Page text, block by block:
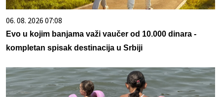
06. 08. 2026 07:08
Evo u kojim banjama važi vaučer od 10.000 dinara -
kompletan spisak destinacija u Srbiji